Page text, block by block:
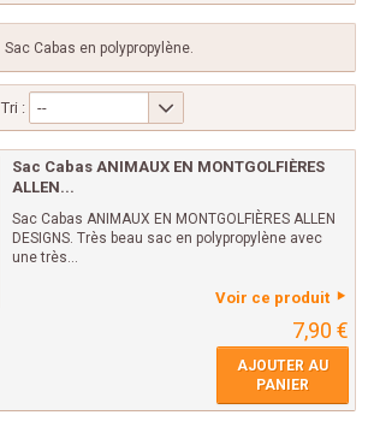
Sac Cabas en polypropylène.
Tri : --
Sac Cabas ANIMAUX EN MONTGOLFIÈRES
ALLEN...
Sac Cabas ANIMAUX EN MONTGOLFIÈRES ALLEN
DESIGNS. Très beau sac en polypropylène avec
une très...
Voir ce produit
7,90 €
AJOUTER AU
PANIER